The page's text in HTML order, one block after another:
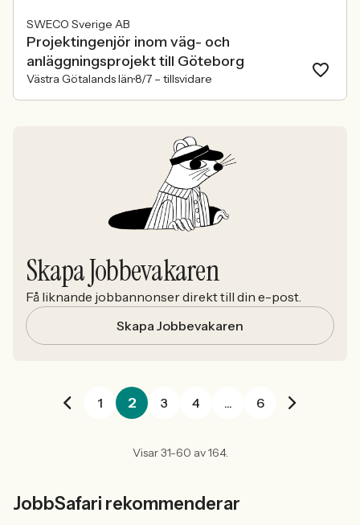
SWECO Sverige AB
Projektingenjör inom väg- och
anläggningsprojekt till Göteborg
Västra Götalands län8/7 – tillsvidare
Skapa Jobbevakaren
Få liknande jobbannonser direkt till din e-post.
Skapa Jobbevakaren
1 2 3 4 ... 6
Visar 31-60 av 164.
JobbSafari rekommenderar